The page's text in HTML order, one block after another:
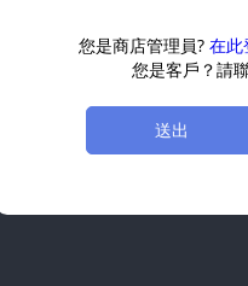
您是商店管理員? 在此
您是客戶？請